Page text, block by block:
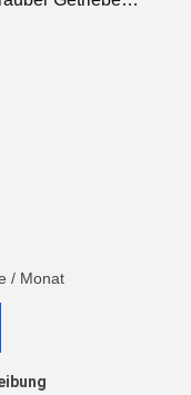
/ Monat